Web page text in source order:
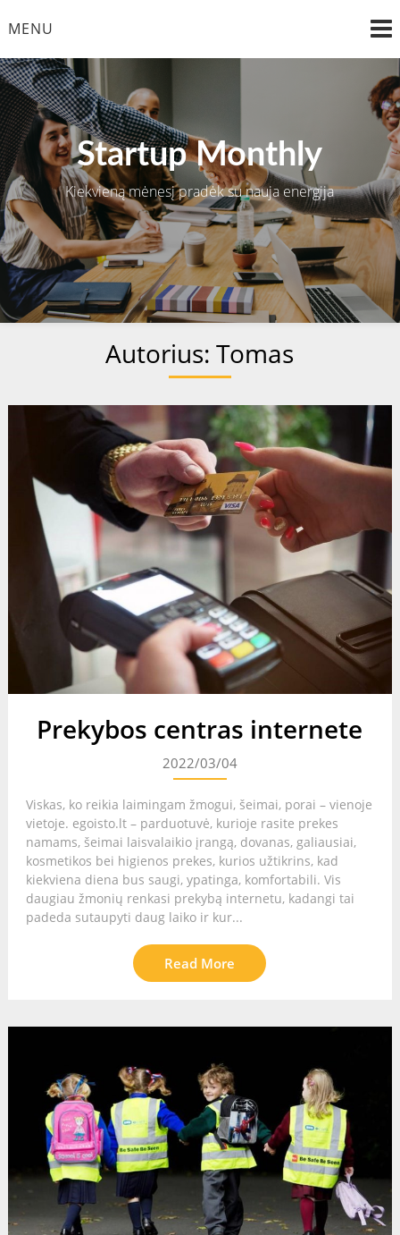
toMENU
Startup Monthly
Kiekvieną mėnesį pradėk su nauja energija
Autorius:Tomas
Prekybos centras internete
2022/03/04
Viskas, ko reikia laimingam žmogui, šeimai, porai – vienoje
vietoje. egoisto.lt – parduotuvė, kurioje rasite prekes
namams, šeimai laisvalaikio įrangą, dovanas, galiausiai,
kosmetikos bei higienos prekes, kurios užtikrins, kad
kiekviena diena bus saugi, ypatinga, komfortabili. Vis
daugiau žmonių renkasi prekybą internetu, kadangi tai
padeda sutaupyti daug laiko ir kur...
Read More